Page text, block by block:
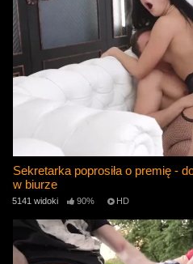
Sekretarka poprosiła o premię -
w biurze
5141 widoki 90% HD